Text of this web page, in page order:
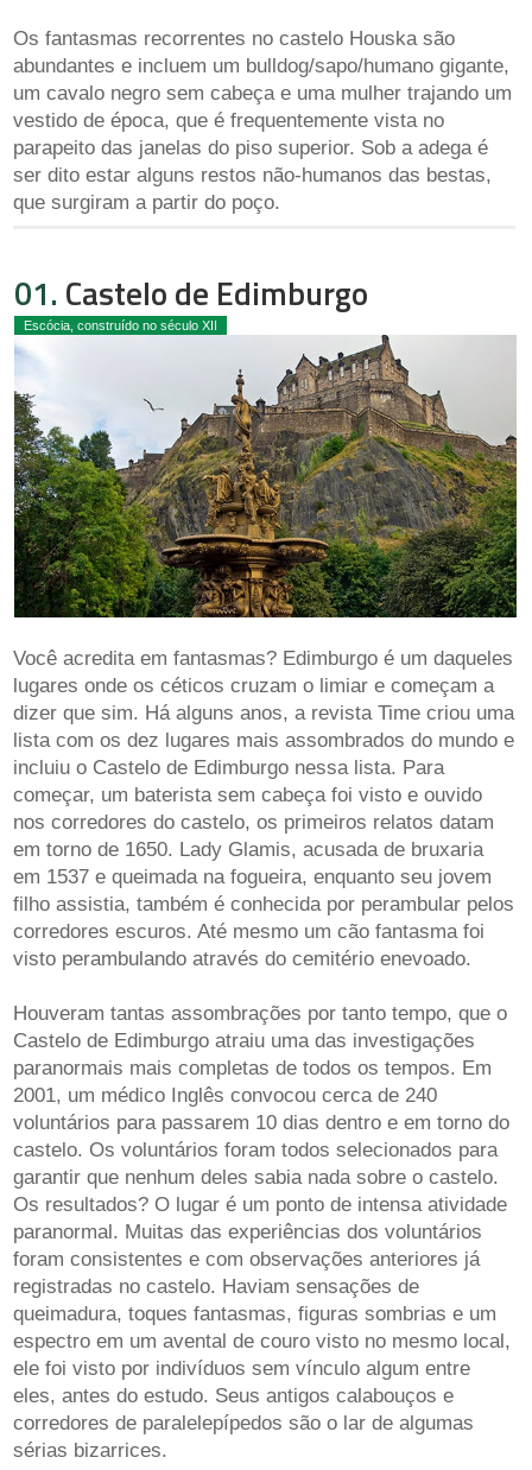
Os fantasmas recorrentes no castelo Houska são
abundantes e incluem um bulldog/sapo/humano gigante,
um cavalo negro sem cabeça e uma mulher trajando um
vestido de época, que é frequentemente vista no
parapeito das janelas do piso superior. Sob a adega é
ser dito estar alguns restos não-humanos das bestas,
que surgiram a partir do poço.
01. Castelo de Edimburgo
Escócia, construído no século XII
Você acredita em fantasmas? Edimburgo é um daqueles
lugares onde os céticos cruzam o limiar e começam a
dizer que sim. Há alguns anos, a revista Time criou uma
lista com os dez lugares mais assombrados do mundo e
incluiu o Castelo de Edimburgo nessa lista. Para
começar, um baterista sem cabeça foi visto e ouvido
nos corredores do castelo, os primeiros relatos datam
em torno de 1650. Lady Glamis, acusada de bruxaria
em 1537 e queimada na fogueira, enquanto seu jovem
filho assistia, também é conhecida por perambular pelos
corredores escuros. Até mesmo um cão fantasma foi
visto perambulando através do cemitério enevoado.
Houveram tantas assombrações por tanto tempo, que o
Castelo de Edimburgo atraiu uma das investigações
paranormais mais completas de todos os tempos. Em
2001, um médico Inglês convocou cerca de 240
voluntários para passarem 10 dias dentro e em torno do
castelo. Os voluntários foram todos selecionados para
garantir que nenhum deles sabia nada sobre o castelo.
Os resultados? O lugar é um ponto de intensa atividade
paranormal. Muitas das experiências dos voluntários
foram consistentes e com observações anteriores já
registradas no castelo. Haviam sensações de
queimadura, toques fantasmas, figuras sombrias e um
espectro em um avental de couro visto no mesmo local,
ele foi visto por indivíduos sem vínculo algum entre
eles, antes do estudo. Seus antigos calabouços e
corredores de paralelepípedos são o lar de algumas
sérias bizarrices.